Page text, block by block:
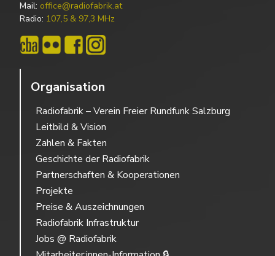
Mail: office@radiofabrik.at
Radio: 107,5 & 97,3 MHz
Organisation
Radiofabrik – Verein Freier Rundfunk Salzburg
Leitbild & Vision
Zahlen & Fakten
Geschichte der Radiofabrik
Partnerschaften & Kooperationen
Projekte
Preise & Auszeichnungen
Radiofabrik Infrastruktur
Jobs @ Radiofabrik